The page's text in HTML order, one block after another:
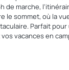
de marche,
le sommet, où la
Parfait
vacances en